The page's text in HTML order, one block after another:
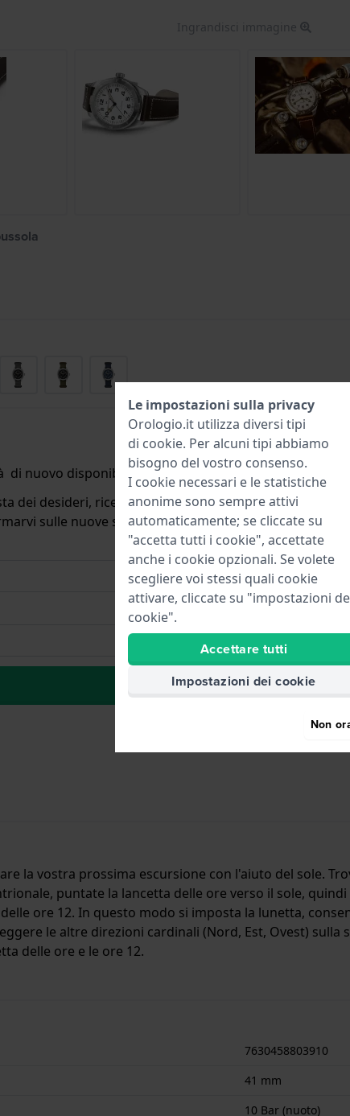
Ingrandisci immagine
di nuovo disponibile.
dei desideri, riceverete un'e-mail quando il prodotto
sulle nuove scorte. Subito dopo viene cancellato
alla lista dei desideri
la vostra prossima escursione con l'aiuto del sole.
puntate la lancetta delle ore verso il sole,
ore 12. In questo modo si imposta la lunetta,
le altre direzioni cardinali (Nord, Est, Ovest)
delle ore e le ore 12.
7630458803910
41 mm
10 Bar (nuoto)
Le impostazioni sulla privacy
Orologio.it utilizza diversi tipi
di cookie. Per alcuni tipi abbiamo
bisogno del vostro consenso.
I cookie necessari e le statistiche
anonime sono sempre attivi
automaticamente; se cliccate su
"accetta tutti i cookie", accettate
anche i cookie opzionali. Se volete
scegliere voi stessi quali cookie
attivare, cliccate su "impostazioni
cookie".
Accettare tutti
Impostazioni dei cookie
Non